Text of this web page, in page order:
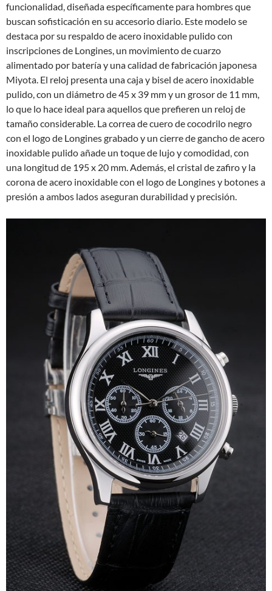
funcionalidad, diseñada específicamente para hombres que
buscan sofisticación en su accesorio diario. Este modelo se
destaca por su respaldo de acero inoxidable pulido con
inscripciones de Longines, un movimiento de cuarzo
alimentado por batería y una calidad de fabricación japonesa
Miyota. El reloj presenta una caja y bisel de acero inoxidable
pulido, con un diámetro de 45 x 39 mm y un grosor de 11 mm,
lo que lo hace ideal para aquellos que prefieren un reloj de
tamaño considerable. La correa de cuero de cocodrilo negro
con el logo de Longines grabado y un cierre de gancho de acero
inoxidable pulido añade un toque de lujo y comodidad, con
una longitud de 195 x 20 mm. Además, el cristal de zafiro y la
corona de acero inoxidable con el logo de Longines y botones a
presión a ambos lados aseguran durabilidad y precisión.